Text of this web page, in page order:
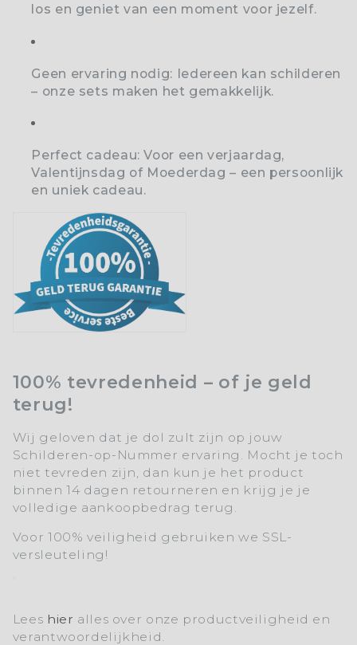
los en geniet van een moment voor jezelf.
Geen ervaring nodig: Iedereen kan schilderen
– onze sets maken het gemakkelijk.
Perfect cadeau:Voor een verjaardag,
Valentijnsdag of Moederdag – een persoonlijk
en uniek cadeau.
100% tevredenheid – of je geld
terug!
Wij geloven dat je dol zult zijn op jouw
Schilderen-op-Nummer ervaring. Mocht je toch
niet tevreden zijn, dan kun je het product
binnen 14 dagen retourneren en krijg je je
volledige aankoopbedrag terug.
Voor 100% veiligheid gebruiken we SSL-
versleuteling!
Lees hier alles over onze productveiligheid en
verantwoordelijkheid.